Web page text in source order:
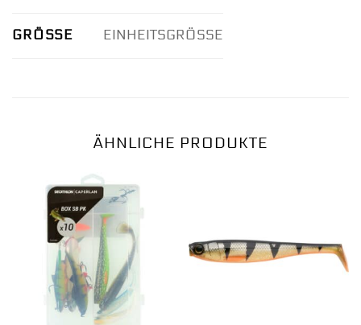
GRÖSSE EINHEITSGRÖSSE
ÄHNLICHE PRODUKTE